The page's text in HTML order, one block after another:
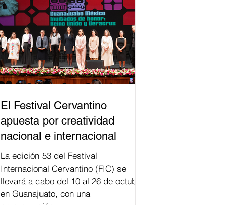
El Festival Cervantino
apuesta por creatividad
nacional e internacional
La edición 53 del Festival
Internacional Cervantino (FIC) se
llevará a cabo del 10 al 26 de octubre
en Guanajuato, con una